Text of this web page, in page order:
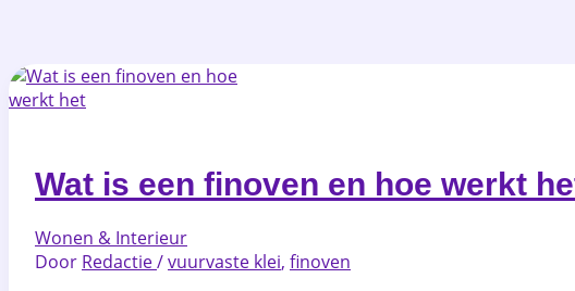
Wat is een finoven en hoe werkt
Wonen & Interieur
Door Redactie/vuurvaste klei, finoven